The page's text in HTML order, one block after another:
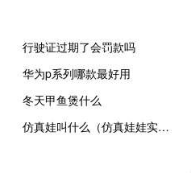
行驶证过期了会罚款吗
华为p系列哪款最好用
冬天甲鱼煲什么
仿真娃叫什么（仿真娃娃实战）